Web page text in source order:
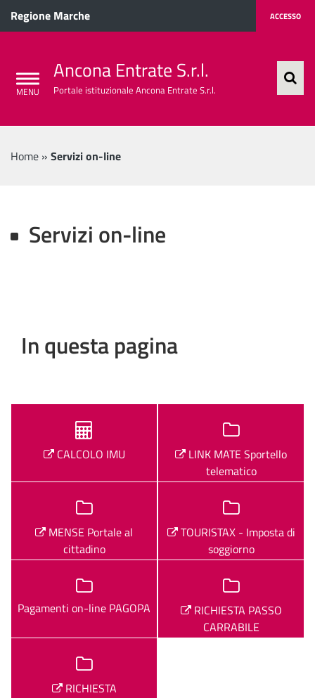
Regione Marche ACCESSO
Ancona Entrate S.r.l.
Portale istituzionale Ancona Entrate S.r.l.
Home » Servizi on-line
Servizi on-line
In questa pagina
CALCOLO IMU
LINK MATE Sportello
telematico
MENSE Portale al
cittadino
TOURISTAX - Imposta di
soggiorno
Pagamenti on-line PAGOPA
RICHIESTA PASSO
CARRABILE
RICHIESTA